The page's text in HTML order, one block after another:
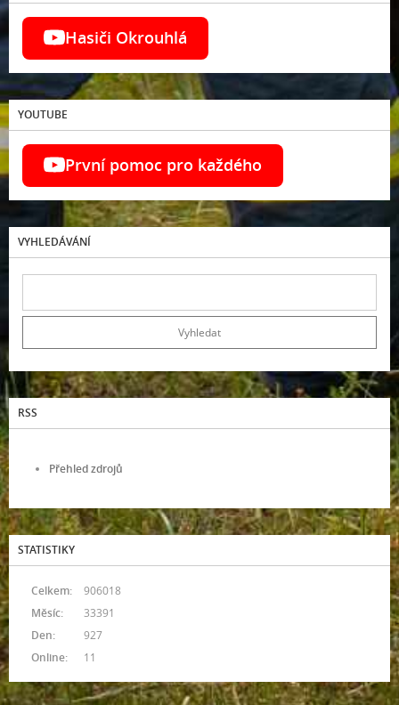
Hasiči Okrouhlá
YOUTUBE
První pomoc pro každého
VYHLEDÁVÁNÍ
RSS
Přehled zdrojů
STATISTIKY
Online: 11
Celkem:
906018
Měsíc:
33391
Den:
927